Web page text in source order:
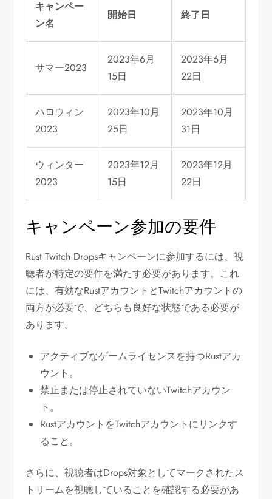
キャンペー
ン名
開始日 終了日
サマー2023
2023年6月
15日
2023年6月
22日
ハロウィン
2023
2023年10月
25日
2023年10月
31日
ウィンター
2023
2023年12月
15日
2023年12月
22日
キャンペーン参加の要件
Rust Twitch Dropsキャンペーンに参加するには、視
聴者が特定の要件を満たす必要があります。これ
には、有効なRustアカウントとTwitchアカウントの
両方が必要で、どちらも良好な状態である必要が
あります。
アクティブなゲームライセンスを持つRustアカ
ウント。
禁止または停止されていないTwitchアカウン
ト。
RustアカウントをTwitchアカウントにリンクす
ること。
さらに、視聴者はDrops対象としてマークされたス
トリームを視聴していることを確認する必要があ